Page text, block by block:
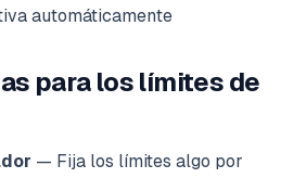
automáticamente
para los límites de
— Fija los límites algo por